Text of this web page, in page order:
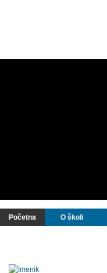
Početna O školi